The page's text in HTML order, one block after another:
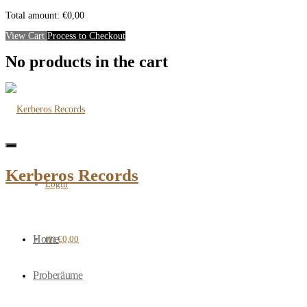
Close
Mini
Cart
Total amount: €0,00
View Cart Process to Checkout
No products in the cart
Kerberos Records
Toggle
Login
(0) €0,00
Home
Proberäume